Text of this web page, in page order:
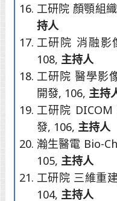
工研院 顏顎組
持人
工研院 消融影
108, 主持人
工研院 醫學影
開發, 106, 主持
工研院
發, 106, 主持人
瀚生醫電 Bio-
105, 主持人
工研院 三維重
104, 主持人